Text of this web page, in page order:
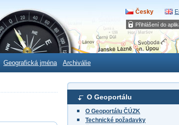
Přihlášení do
Česky
Geografická jména Archiválie
O Geoportálu
O Geoportálu ČÚZK
Technické požadavky